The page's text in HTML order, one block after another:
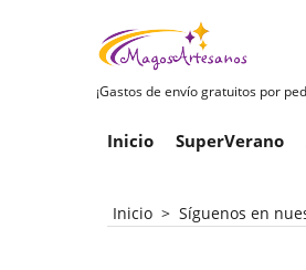
¡Gastos de envío gratuitos por
Inicio SuperVerano
Inicio > Síguenos en